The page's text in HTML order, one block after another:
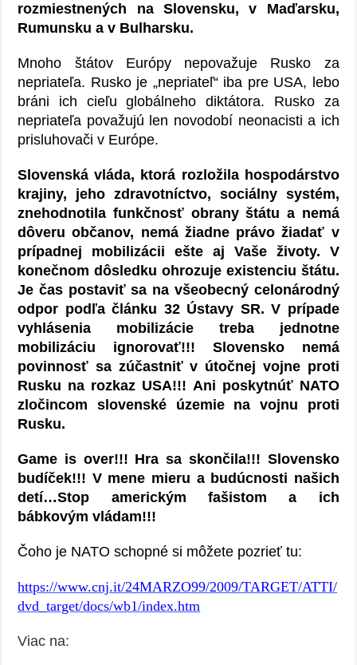
rozmiestnených na Slovensku, v Maďarsku,
Rumunsku a v Bulharsku.
Mnoho štátov Európy nepovažuje Rusko za
nepriateľa. Rusko je „nepriateľ“ iba pre USA, lebo
bráni ich cieľu globálneho diktátora. Rusko za
nepriateľa považujú len novodobí neonacisti a ich
prisluhovači v Európe.
Slovenská vláda, ktorá rozložila hospodárstvo
krajiny, jeho zdravotníctvo, sociálny systém,
znehodnotila funkčnosť obrany štátu a nemá
dôveru občanov, nemá žiadne právo žiadať v
prípadnej mobilizácii ešte aj Vaše životy. V
konečnom dôsledku ohrozuje existenciu štátu.
Je čas postaviť sa na všeobecný celonárodný
odpor podľa článku 32 Ústavy SR. V prípade
vyhlásenia mobilizácie treba jednotne
mobilizáciu ignorovať!!! Slovensko nemá
povinnosť sa zúčastniť v útočnej vojne proti
Rusku na rozkaz USA!!! Ani poskytnúť NATO
zločincom slovenské územie na vojnu proti
Rusku.
Game is over!!! Hra sa skončila!!! Slovensko
budíček!!! V mene mieru a budúcnosti našich
detí…Stop americkým fašistom a ich
bábkovým vládam!!!
Čoho je NATO schopné si môžete pozrieť tu:
https://www.cnj.it/24MARZO99/2009/TARGET/ATTI/
dvd_target/docs/wb1/index.htm
Viac na: